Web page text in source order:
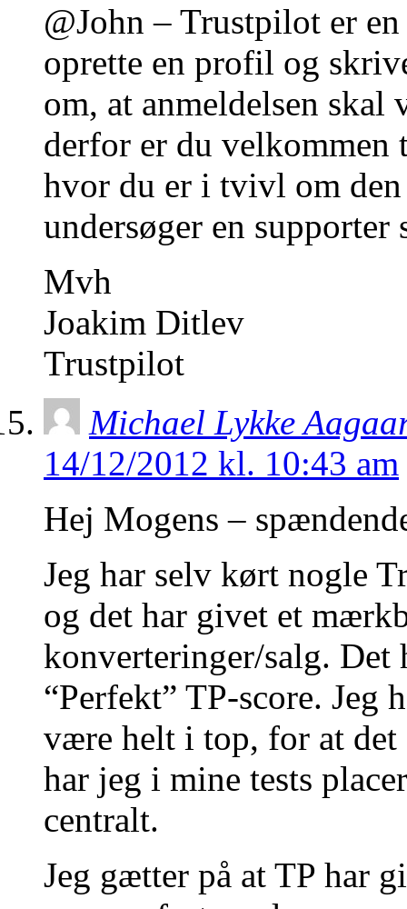
@John – Trustpilot er
oprette en profil og
om, at anmeldelsen skal
derfor er du velkommen
hvor du er i tvivl om den
undersøger en
Mvh
Joakim Ditlev
Trustpilot
Michael Lykke
14/12/2012 kl. 10:43 am
Hej Mogens –
Jeg har selv kørt nogle
og det har givet et
konverteringer/salg. Det
“Perfekt” TP-score. Jeg
være helt i top, for at
har jeg i mine tests
centralt.
Jeg gætter på at TP har